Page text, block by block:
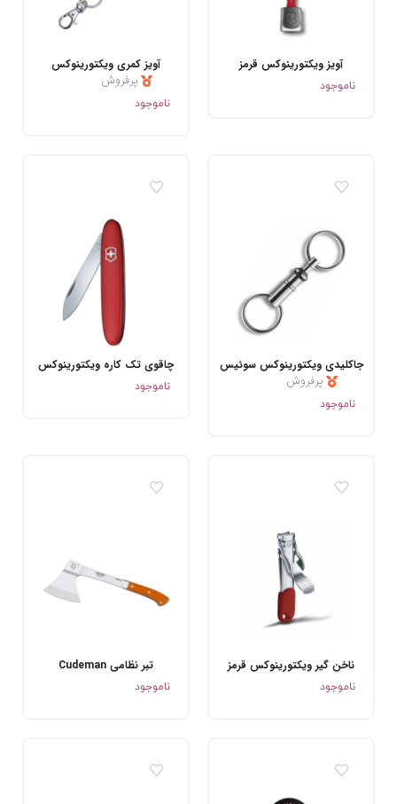
آویز ویکتورینوکس قرمز
ناموجود
آویز کمری ویکتورینوکس
پرفروش
ناموجود
جاکلیدی ویکتورینوکس سوئیس
پرفروش
ناموجود
چاقوی تک کاره ویکتورینوکس
ناموجود
ناخن گیر ویکتورینوکس قرمز
ناموجود
تبر نظامی Cudeman
ناموجود